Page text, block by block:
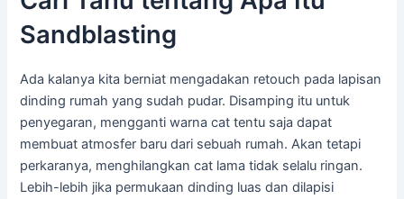
Sandblasting
Ada kalanya kita berniat mengadakan retouch pada lapisan
dinding rumah yang sudah pudar. Disamping itu untuk
penyegaran, mengganti warna cat tentu saja dapat
membuat atmosfer baru dari sebuah rumah. Akan tetapi
perkaranya, menghilangkan cat lama tidak selalu ringan.
Lebih-lebih jika permukaan dinding luas dan dilapisi